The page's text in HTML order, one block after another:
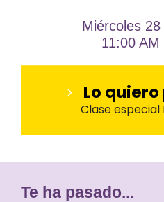
Miércoles 28
11:00
Lo quiero
Clase especial
Te ha pasado...